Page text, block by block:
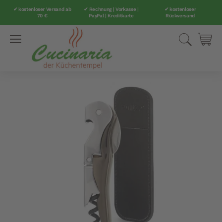
✔ kostenloser Versand ab
70 €
✔ Rechnung | Vorkasse |
PayPal | Kreditkarte
✔ kostenloser
Rückversand
Suche